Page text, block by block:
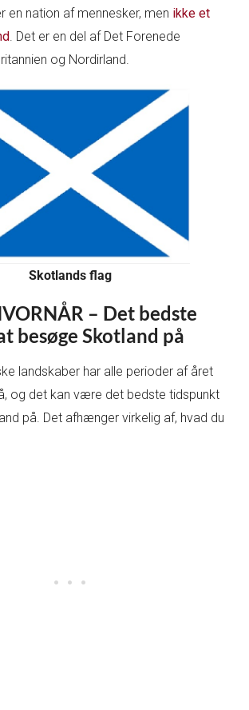
en nation af mennesker, men ikke et
. Det er en del af Det Forenede
og Nordirland.
Skotlands flag
– Det bedste
besøge Skotland på
landskaber har alle perioder af året
og det kan være det bedste tidspunkt
på. Det afhænger virkelig af, hvad du